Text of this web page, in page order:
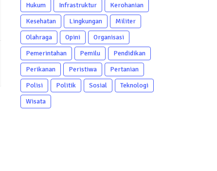
Hukum
Infrastruktur
Kerohanian
Kesehatan
Lingkungan
Militer
Olahraga
Opini
Organisasi
Pemerintahan
Pemilu
Pendidikan
Perikanan
Peristiwa
Pertanian
Polisi
Politik Sosial
Teknologi
Wisata